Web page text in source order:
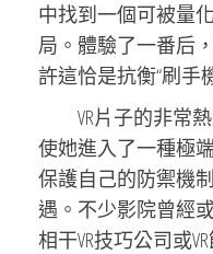
中找到一個可被量
局。體驗了一番后
許這恰是抗衡“刷手
VR片子的非常
使她進入了一種極
保護自己的防禦機
遇。不少影院曾經
相干VR技巧公司或